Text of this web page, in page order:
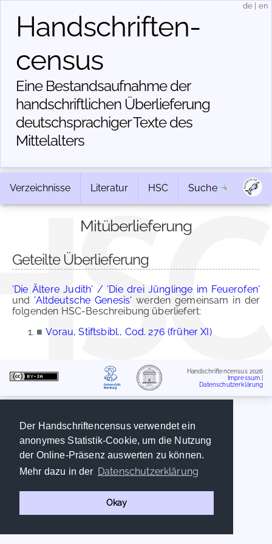
Der Handschriftencensus verwendet ein
anonymes Statistik-Cookie, um die Nutzung
der Online-Präsenz auswerten zu können.
Mehr dazu in der Datenschutzerklärung
Okay
Handschriften­
census
Eine Bestandsaufnahme der
handschriftlichen Über­lieferung
deutschsprachiger Texte des
Mittelalters
de en
Verzeichnisse Literatur HSC Suche
Mitüberlieferung
Geteilte Überlieferung
'Die Ältere Judith' / 'Die drei Jünglinge im Feuerofen'
und 'Altdeutsche Genesis' werden gemeinsam in der
folgenden HSC-Beschreibung überliefert:
■ Vorau, Stiftsbibl., Cod. 276 (früher XI)
Handschriftencensus 2026
Impressum
Datenschutzerklärung